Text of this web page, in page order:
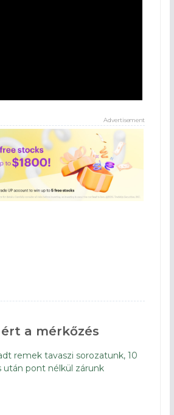
Advertisement
a mérkőzés
remek tavaszi sorozatunk, 10
után pont nélkül zárunk